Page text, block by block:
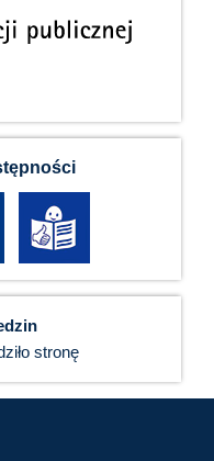
stronę